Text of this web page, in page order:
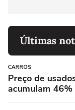
Últimas
CARROS
Preço de
acumulam